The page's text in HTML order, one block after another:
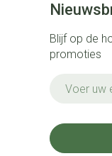
Blijf op de
promoties